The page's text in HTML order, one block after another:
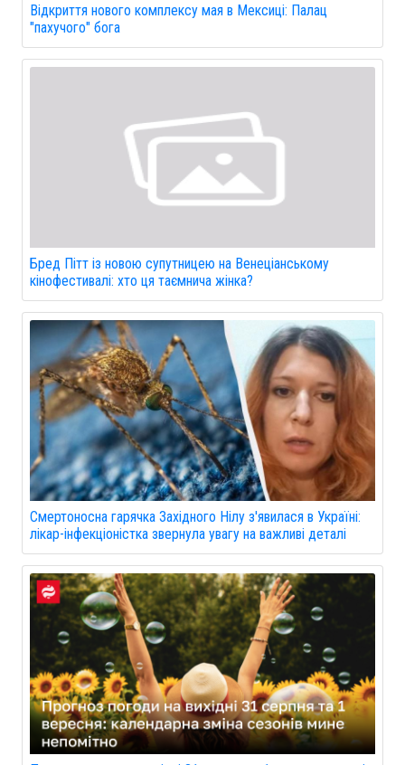
Відкриття нового комплексу мая в Мексиці: Палац
"пахучого" бога
Бред Пітт із новою супутницею на Венеціанському
кінофестивалі: хто ця таємнича жінка?
Смертоносна гарячка Західного Нілу з'явилася в Україні:
лікар-інфекціоністка звернула увагу на важливі деталі